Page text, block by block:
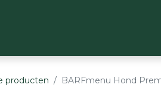
producten BARFmenu Hond